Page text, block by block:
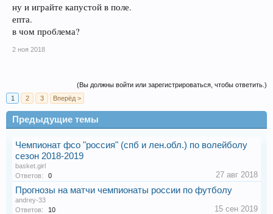
ну и играйте капустой в поле.
епта.
в чом проблема?
2 ноя 2018
(Вы должны войти или зарегистрироваться, чтобы ответить.)
1
2 3 Вперёд >
Предыдущие темы
Чемпионат фсо "россия" (спб и лен.обл.) по волейболу
сезон 2018-2019
basket.girl
Ответов:
0 27 авг 2018
Прогнозы на матчи чемпионаты россии по футболу
andrey-33
Ответов:
10 15 сен 2019